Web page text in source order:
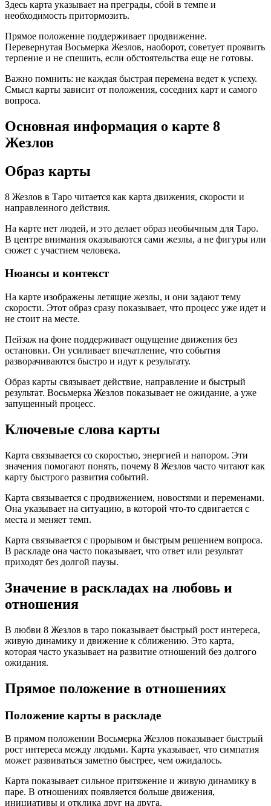
Здесь карта указывает на преграды, сбой в темпе и
необходимость притормозить.
Прямое положение поддерживает продвижение.
Перевернутая Восьмерка Жезлов, наоборот, советует проявить
терпение и не спешить, если обстоятельства еще не готовы.
Важно помнить: не каждая быстрая перемена ведет к успеху.
Смысл карты зависит от положения, соседних карт и самого
вопроса.
Основная информация о карте 8
Жезлов
Образ карты
8 Жезлов в Таро читается как карта движения, скорости и
направленного действия.
На карте нет людей, и это делает образ необычным для Таро.
В центре внимания оказываются сами жезлы, а не фигуры или
сюжет с участием человека.
Нюансы и контекст
На карте изображены летящие жезлы, и они задают тему
скорости. Этот образ сразу показывает, что процесс уже идет и
не стоит на месте.
Пейзаж на фоне поддерживает ощущение движения без
остановки. Он усиливает впечатление, что события
разворачиваются быстро и идут к результату.
Образ карты связывает действие, направление и быстрый
результат. Восьмерка Жезлов показывает не ожидание, а уже
запущенный процесс.
Ключевые слова карты
Карта связывается со скоростью, энергией и напором. Эти
значения помогают понять, почему 8 Жезлов часто читают как
карту быстрого развития событий.
Карта связывается с продвижением, новостями и переменами.
Она указывает на ситуацию, в которой что-то сдвигается с
места и меняет темп.
Карта связывается с прорывом и быстрым решением вопроса.
В раскладе она часто показывает, что ответ или результат
приходят без долгой паузы.
Значение в раскладах на любовь и
отношения
В любви 8 Жезлов в таро показывает быстрый рост интереса,
живую динамику и движение к сближению. Это карта,
которая часто указывает на развитие отношений без долгого
ожидания.
Прямое положение в отношениях
Положение карты в раскладе
В прямом положении Восьмерка Жезлов показывает быстрый
рост интереса между людьми. Карта указывает, что симпатия
может развиваться заметно быстрее, чем ожидалось.
Карта показывает сильное притяжение и живую динамику в
паре. В отношениях появляется больше движения,
инициативы и отклика друг на друга.